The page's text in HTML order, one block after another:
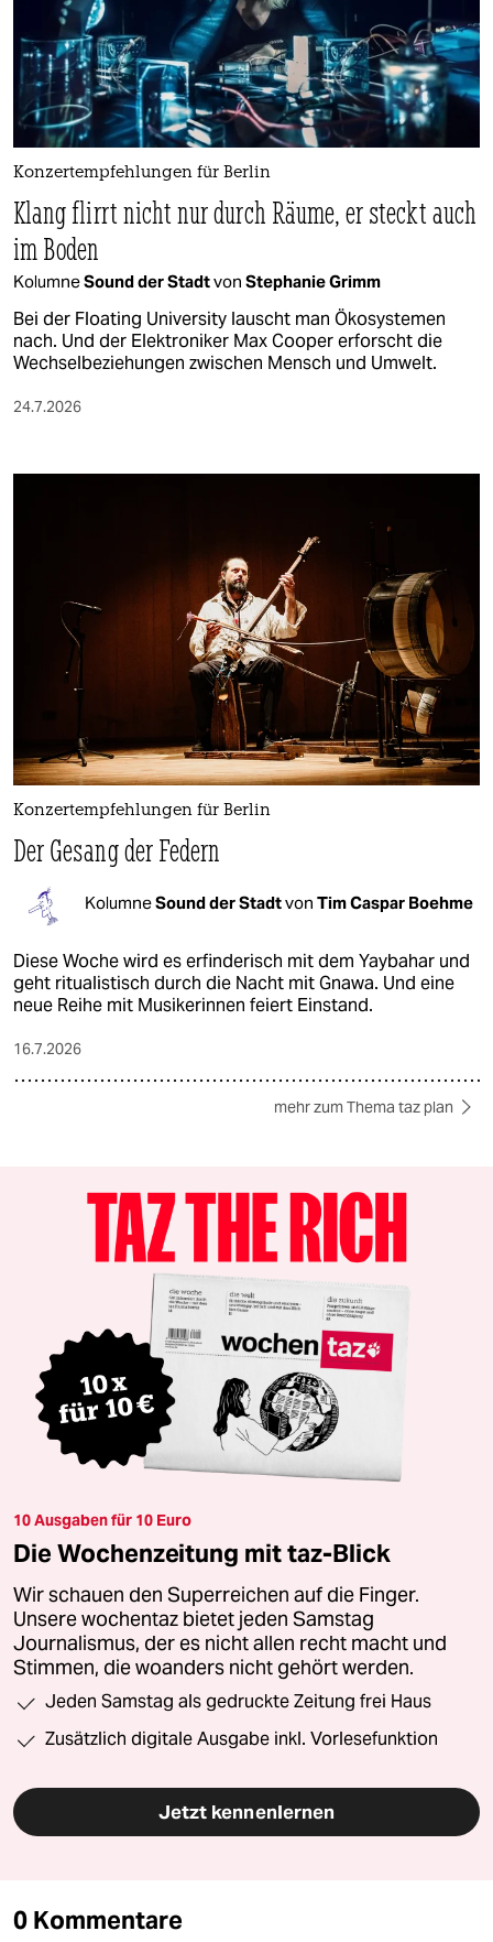
Konzertempfehlungen für Berlin
Klang flirrt nicht nur durch Räume, er steckt auch
im Boden
KolumneSound der Stadtvon Stephanie Grimm
Bei der Floating University lauscht man Ökosystemen
nach. Und der Elektroniker Max Cooper erforscht die
Wechselbeziehungen zwischen Mensch und Umwelt.
24.7.2026
Konzertempfehlungen für Berlin
Der Gesang der Federn
KolumneSound der Stadtvon Tim Caspar Boehme
Diese Woche wird es erfinderisch mit dem Yaybahar und
geht ritualistisch durch die Nacht mit Gnawa. Und eine
neue Reihe mit Musikerinnen feiert Einstand.
16.7.2026
mehr zum Thema taz plan
10 Ausgaben für 10 Euro
Die Wochenzeitung mit taz-Blick
Wir schauen den Superreichen auf die Finger.
Unsere wochentaz bietet jeden Samstag
Journalismus, der es nicht allen recht macht und
Stimmen, die woanders nicht gehört werden.
Jeden Samstag als gedruckte Zeitung frei Haus
Zusätzlich digitale Ausgabe inkl. Vorlesefunktion
Jetzt kennenlernen
0 Kommentare